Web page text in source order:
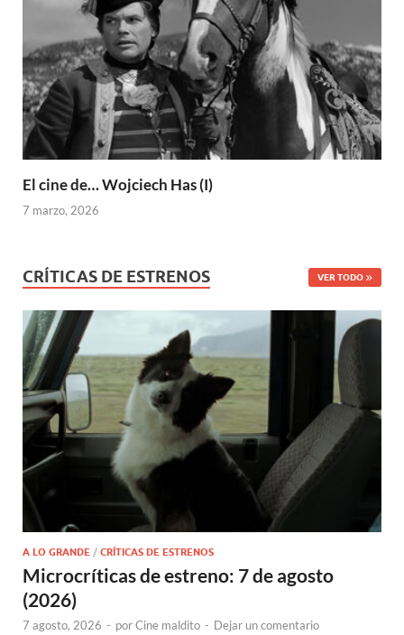
El cine de… Wojciech Has (I)
7 marzo, 2026
CRÍTICAS DE ESTRENOS VER TODO
A LO GRANDE / CRÍTICAS DE ESTRENOS
Microcríticas de estreno: 7 de agosto
(2026)
7 agosto, 2026 - porCine maldito - Dejar un comentario